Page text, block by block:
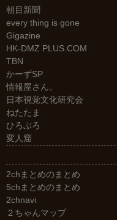
朝目新聞
every thing is gone
Gigazine
HK-DMZ PLUS.COM
TBN
かーずSP
情報屋さん。
日本視覚文化研究会
ねたたま
ひろぶろ
変人窟
2chまとめのまとめ
5chまとめのまとめ
2chnavi
２ちゃんマップ